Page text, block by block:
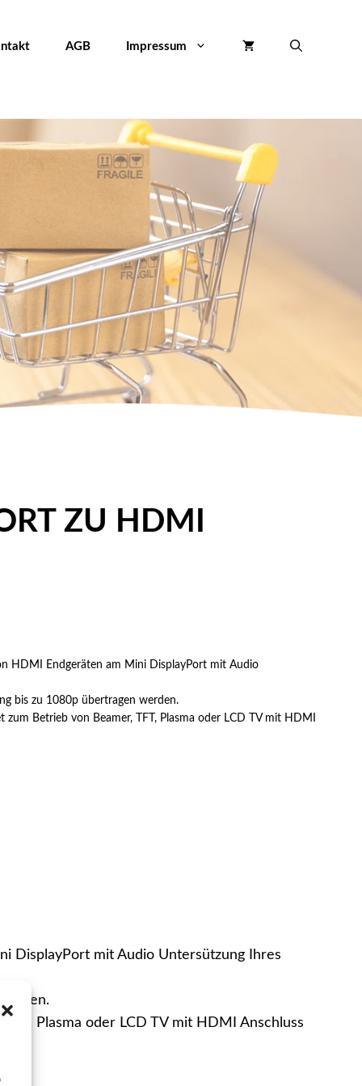
AGB Impressum
ZU HDMI
HDMI Endgeräten am Mini DisplayPort mit Audio
bis zu 1080p übertragen werden.
Betrieb von Beamer, TFT, Plasma oder LCD TV mit HDMI
DisplayPort mit Audio Untersützung Ihres
Plasma oder LCD TV mit HDMI Anschluss